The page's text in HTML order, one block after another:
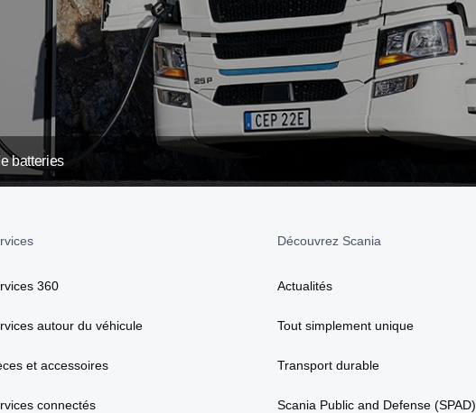
batteries
360
autour du véhicule
et accessoires
connectés
Découvrez Scania
Actualités
Tout simplement unique
Transport durable
Scania Public and Defense (SPAD)